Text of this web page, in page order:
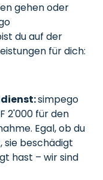
gehen oder
du auf der
für dich:
simpego
2'000 für den
Egal, ob du
sie beschädigt
hast – wir sind